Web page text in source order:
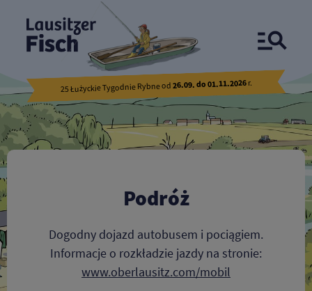
Podróż
25 Łużyckie Tygodnie Rybne od26.09. do 01.11.2026r.
Podróż
Dogodny dojazd autobusem i pociągiem.
Informacje o rozkładzie jazdy na stronie:
www.oberlausitz.com/mobil